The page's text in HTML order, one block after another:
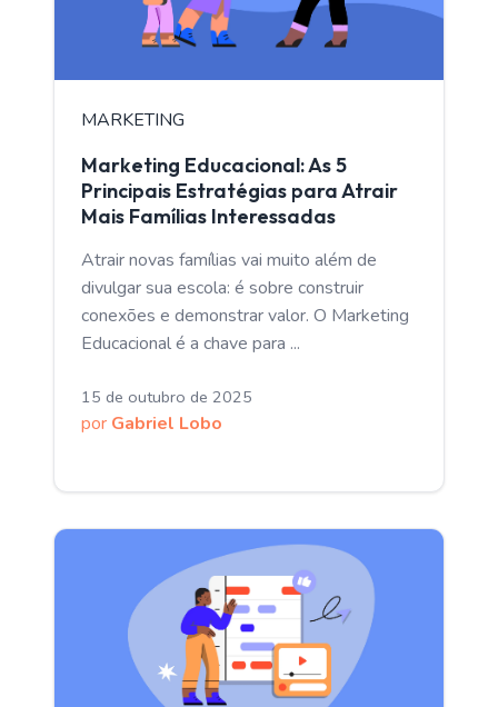
MARKETING
Marketing Educacional: As 5
Principais Estratégias para Atrair
Mais Famílias Interessadas
Atrair novas famílias vai muito além de
divulgar sua escola: é sobre construir
conexões e demonstrar valor. O Marketing
Educacional é a chave para ...
15 de outubro de 2025
por Gabriel Lobo